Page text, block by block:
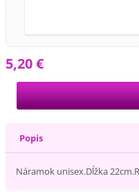
5,20 €
Popis
Náramok unisex.Dĺžka